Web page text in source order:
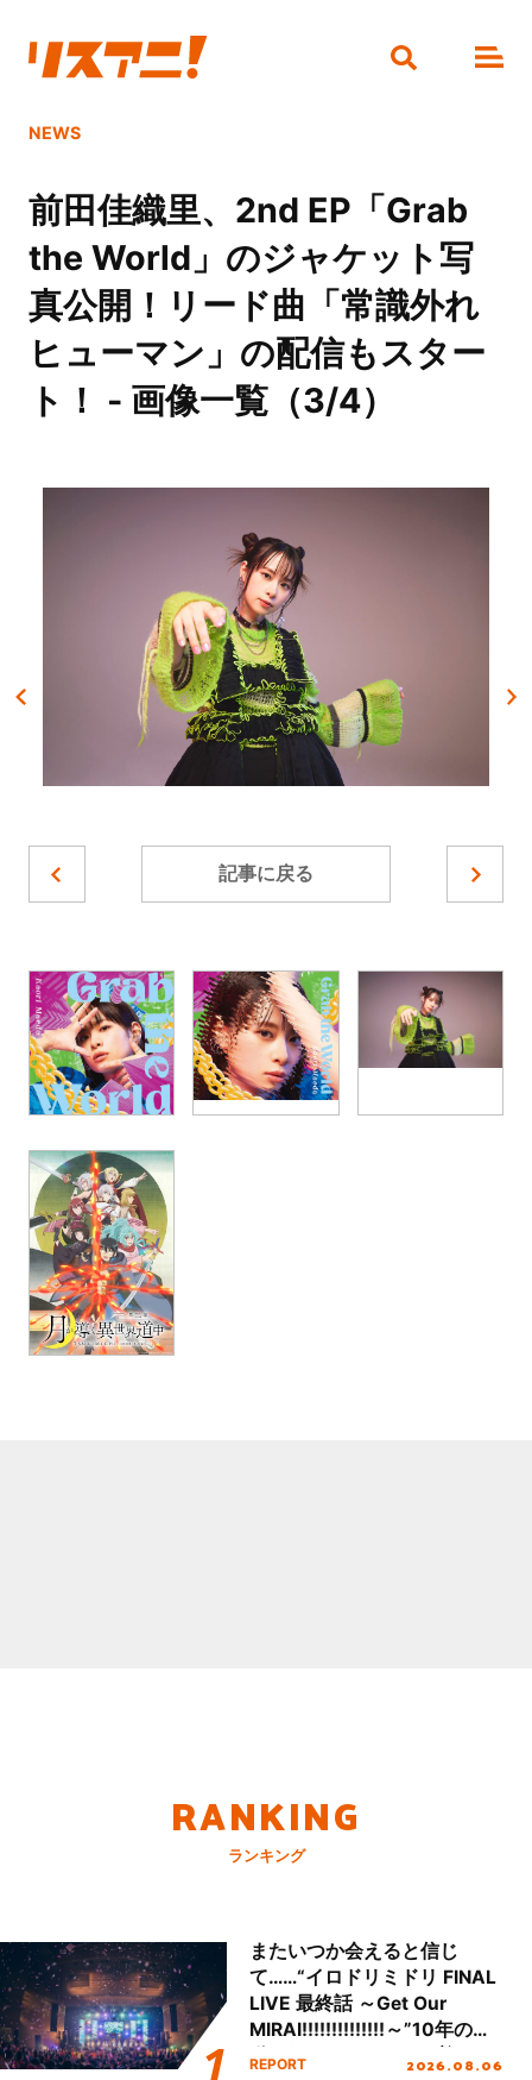
NEWS
前田佳織里、2nd EP「Grab
the World」のジャケット写
真公開！リード曲「常識外れ
ヒューマン」の配信もスター
ト！ - 画像一覧（3/4）
記事に戻る
RANKING
ランキング
またいつか会えると信じ
て……“イロドリミドリ FINAL
LIVE 最終話 ～Get Our
MIRAI!!!!!!!!!!!!!!～”10年の活
動を経てファイナルを迎える
REPORT 2026.08.06